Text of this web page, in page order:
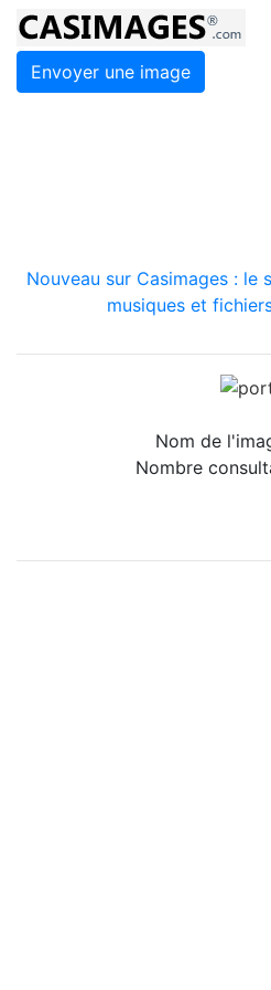
Envoyer une image
Nouveau sur Casimages : le
musiques et
Nom de
Nombre